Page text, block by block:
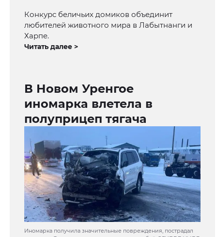
Конкурс беличьих домиков объединит
любителей животного мира в Лабытнанги и
Харпе.
Читать далее >
В Новом Уренгое
иномарка влетела в
полуприцеп тягача
Иномарка получила значительные повреждения, пострадал